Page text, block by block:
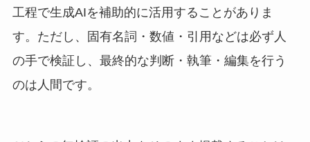
工程で生成AIを補助的に活用することがありま
す。ただし、固有名詞・数値・引用などは必ず人
の手で検証し、最終的な判断・執筆・編集を行う
のは人間です。